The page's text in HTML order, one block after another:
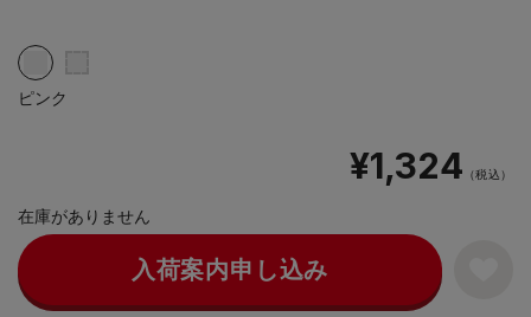
ピンク
¥1,324 （税込）
入荷案内申し込み
在庫がありません